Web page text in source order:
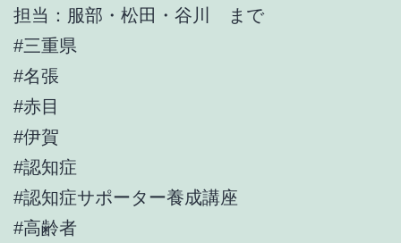
担当：服部・松田・谷川 まで
#三重県
#名張
#赤目
#伊賀
#認知症
#認知症サポーター養成講座
#高齢者